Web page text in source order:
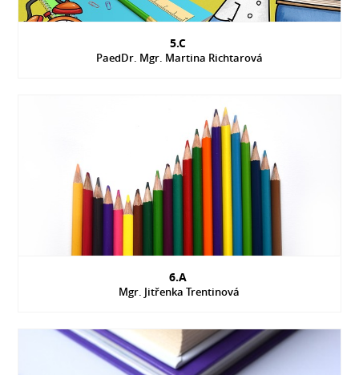
5.C
PaedDr. Mgr. Martina Richtarová
6.A
Mgr. Jitřenka Trentinová